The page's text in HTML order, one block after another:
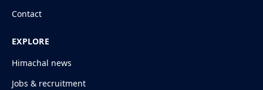
Contact
EXPLORE
Himachal news
Jobs & recruitment